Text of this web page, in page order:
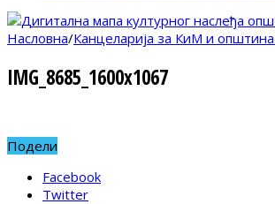
Насловна/Канцеларија за КиМ и
IMG_8685_1600x1067
Подели
Facebook
Twitter